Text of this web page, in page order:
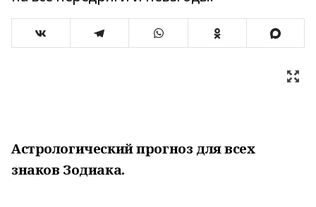
Астрологический прогноз для всех
знаков Зодиака.